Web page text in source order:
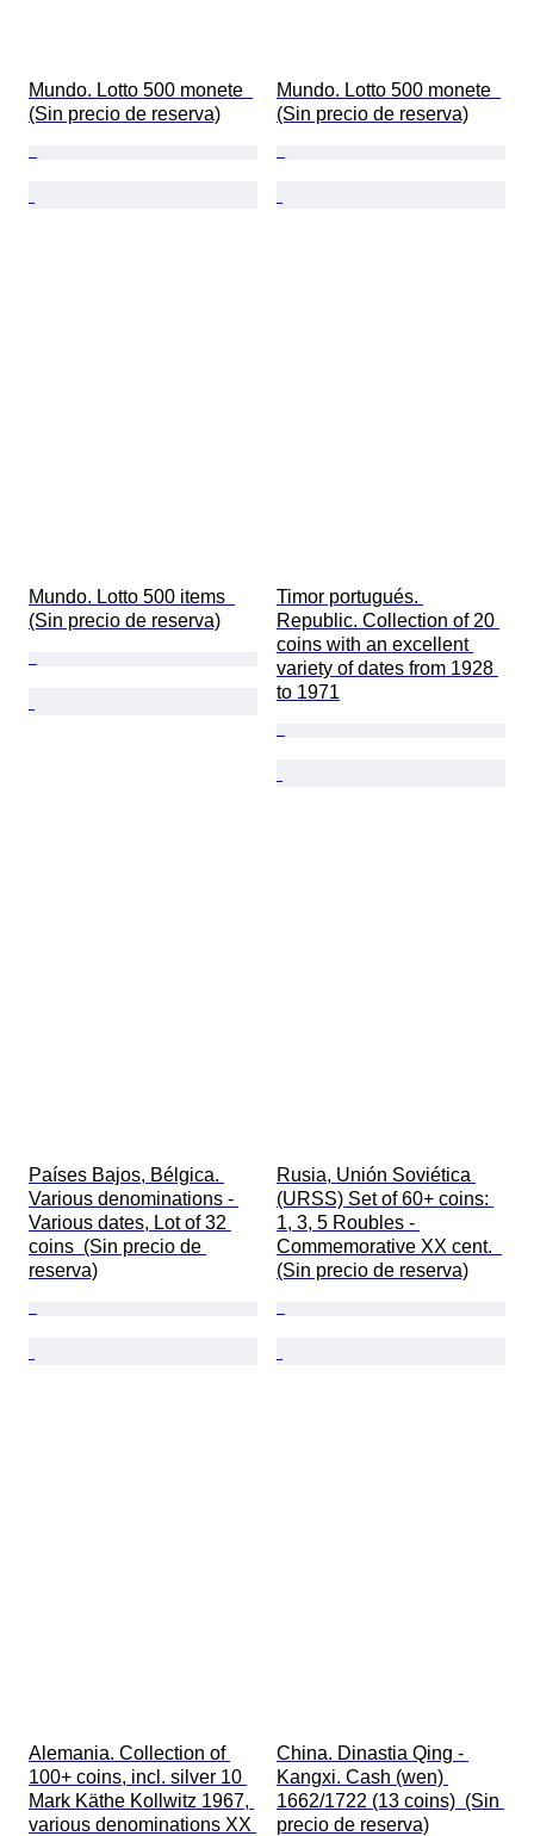
Mundo. Lotto 500 monete
(Sin precio de reserva)
Mundo. Lotto 500 monete
(Sin precio de reserva)
Mundo. Lotto 500 items
(Sin precio de reserva)
Timor portugués.
Republic. Collection of 20
coins with an excellent
variety of dates from 1928
to 1971
Países Bajos, Bélgica.
Various denominations -
Various dates, Lot of 32
coins  (Sin precio de
reserva)
Rusia, Unión Soviética
(URSS) Set of 60+ coins:
1, 3, 5 Roubles -
Commemorative XX cent.
(Sin precio de reserva)
Alemania. Collection of
100+ coins, incl. silver 10
Mark Käthe Kollwitz 1967,
various denominations XX
China. Dinastia Qing -
Kangxi. Cash (wen)
1662/1722 (13 coins)  (Sin
precio de reserva)